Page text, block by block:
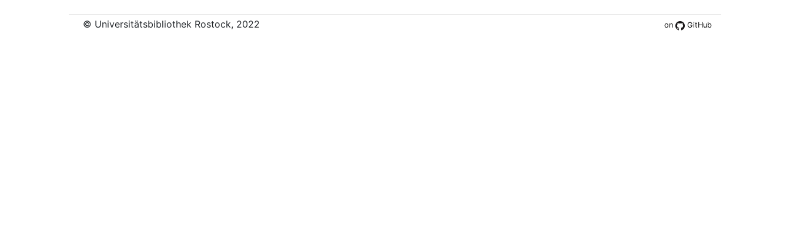
on GitHub
© Universitätsbibliothek Rostock, 2022